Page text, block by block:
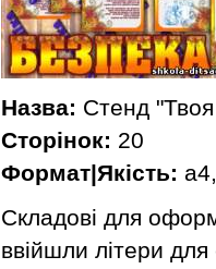
Назва: Стенд
Сторінок: 20
Формат|Якість:
Складові для
ввійшли літери